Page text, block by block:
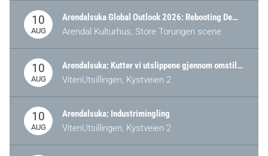
10
AUG
Arendalsuka Global Outlook 2026: Rebooting Democracy for a New World Order
Arendal Kulturhus, Store Torungen scene
10
AUG
Arendalsuka: Kutter vi utslippene gjennom omstilling – eller tap av industri?
VitenUtsillingen, Kystveien 2
10
AUG
Arendalsuka: Industrimingling
VitenUtsillingen, Kystveien 2